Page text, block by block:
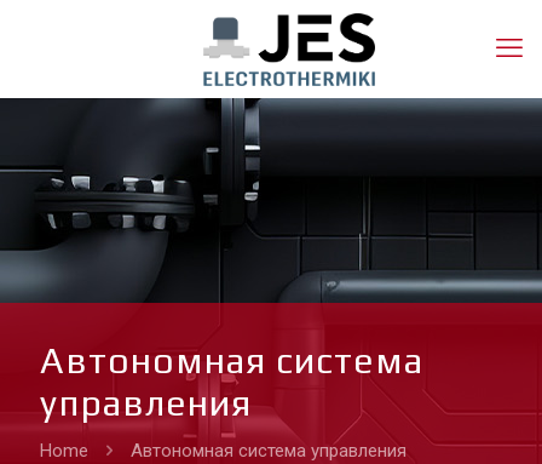
Автономная система
управления
Home Автономная система управления